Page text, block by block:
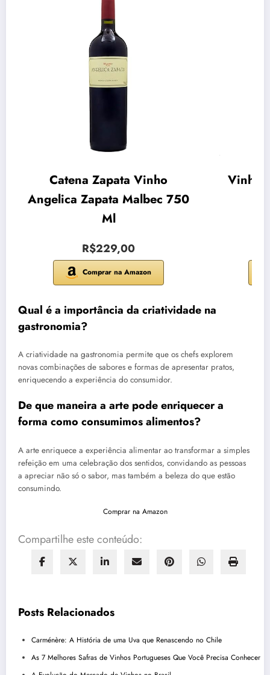
Catena Zapata Vinho
Angelica Zapata Malbec 750
Ml
R$229,00
Comprar na Amazon
Vinho
Qual é a importância da criatividade na
gastronomia?
A criatividade na gastronomia permite que os chefs explorem
novas combinações de sabores e formas de apresentar pratos,
enriquecendo a experiência do consumidor.
De que maneira a arte pode enriquecer a
forma como consumimos alimentos?
A arte enriquece a experiência alimentar ao transformar a simples
refeição em uma celebração dos sentidos, convidando as pessoas
a apreciar não só o sabor, mas também a beleza do que estão
consumindo.
Comprar na Amazon
Compartilhe este conteúdo:
Posts Relacionados
Carménère: A História de uma Uva que Renascendo no Chile
As 7 Melhores Safras de Vinhos Portugueses Que Você Precisa Conhecer